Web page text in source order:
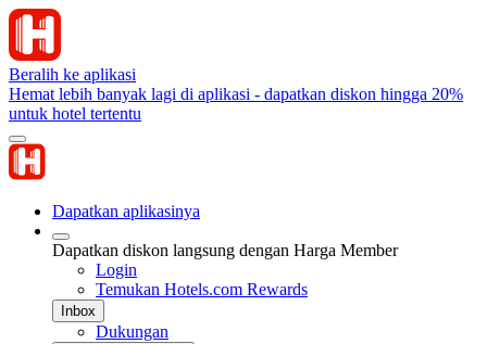
Beralih ke aplikasi
Hemat lebih banyak lagi di aplikasi - dapatkan diskon hingga 20%
untuk hotel tertentu
Dapatkan aplikasinya
Dapatkan diskon langsung dengan Harga Member
Login
Temukan Hotels.com Rewards
Inbox
Dukungan